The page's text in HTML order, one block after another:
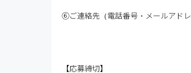
⑥ご連絡先（電話番号・メールアド
【応募締切】